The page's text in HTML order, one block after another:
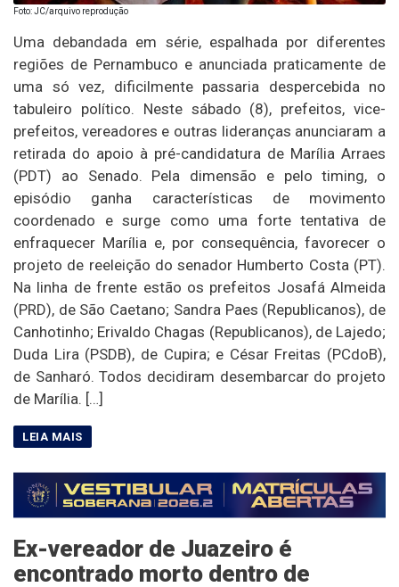
Foto: JC/arquivo reprodução
Uma debandada em série, espalhada por diferentes
regiões de Pernambuco e anunciada praticamente de
uma só vez, dificilmente passaria despercebida no
tabuleiro político. Neste sábado (8), prefeitos, vice-
prefeitos, vereadores e outras lideranças anunciaram a
retirada do apoio à pré-candidatura de Marília Arraes
(PDT) ao Senado. Pela dimensão e pelo timing, o
episódio ganha características de movimento
coordenado e surge como uma forte tentativa de
enfraquecer Marília e, por consequência, favorecer o
projeto de reeleição do senador Humberto Costa (PT).
Na linha de frente estão os prefeitos Josafá Almeida
(PRD), de São Caetano; Sandra Paes (Republicanos), de
Canhotinho; Erivaldo Chagas (Republicanos), de Lajedo;
Duda Lira (PSDB), de Cupira; e César Freitas (PCdoB),
de Sanharó. Todos decidiram desembarcar do projeto
de Marília. […]
Ex-vereador de Juazeiro é
encontrado morto dentro de